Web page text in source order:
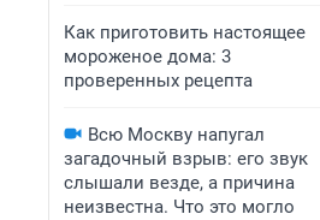
Как приготовить настоящее
мороженое дома: 3
проверенных рецепта
Всю Москву напугал
загадочный взрыв: его звук
слышали везде, а причина
неизвестна. Что это могло